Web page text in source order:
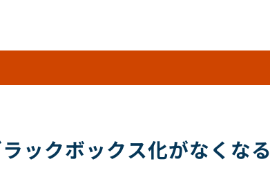
ックボックス化がなくなる